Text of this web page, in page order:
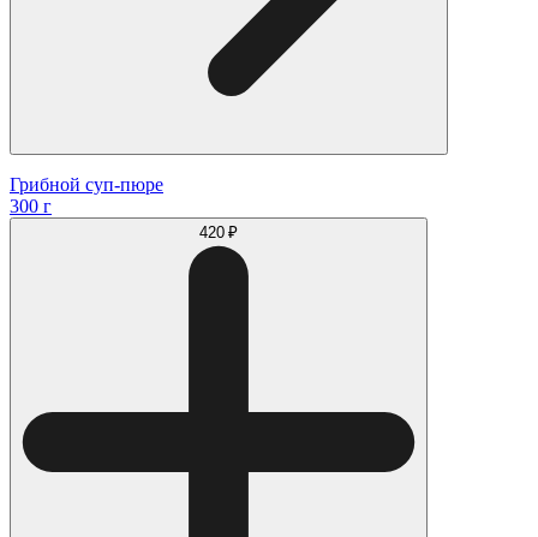
Грибной суп-пюре
300 г
420 ₽